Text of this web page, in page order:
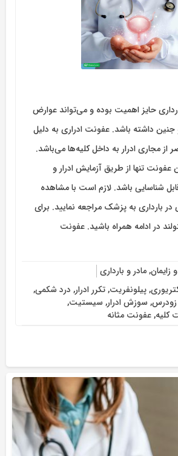
حایز اهمیت بوده و می‌تواند عوارض
جنین داشته باشد. عفونت ادراری به دلیل
از مجاری ادرار به داخل کلیه‌ها می‌باشد.
تنها از طریق آزمایش ادرار و
شناسایی باشد. لازم است با مشاهده
در بارداری به پزشک مراجعه نمایید. برای
در ادامه همراه باشید. عفونت
زایمان,مادر و بارداری
,پیلونفریت,تکرر ادرار, درد شکمی,
زودرس, سوزش ادرار, سیستیت,
کلیه,عفونت مثانه